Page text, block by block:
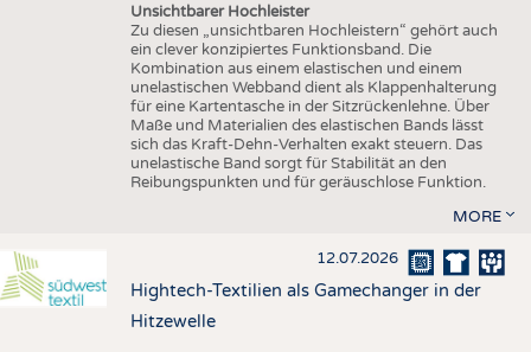
Unsichtbarer Hochleister
Zu diesen „unsichtbaren Hochleistern“ gehört auch
ein clever konzipiertes Funktionsband. Die
Kombination aus einem elastischen und einem
unelastischen Webband dient als Klappenhalterung
für eine Kartentasche in der Sitzrückenlehne. Über
Maße und Materialien des elastischen Bands lässt
sich das Kraft-Dehn-Verhalten exakt steuern. Das
unelastische Band sorgt für Stabilität an den
Reibungspunkten und für geräuschlose Funktion.
MORE
12.07.2026
Hightech-Textilien als Gamechanger in der
Hitzewelle